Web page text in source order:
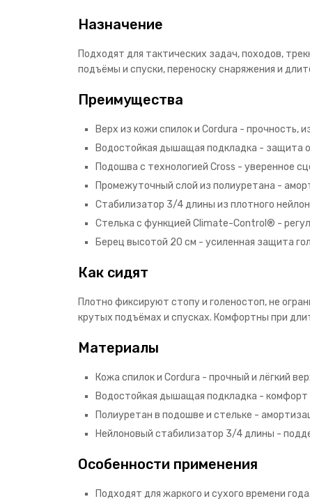
Назначение
Подходят для тактических задач, походов,
подъёмы и спуски, переноску снаряжения и
Преимущества
Верх из кожи спилок и Cordura - прочность,
Водостойкая дышащая подкладка - защита
Подошва с технологией Cross - уверенное
Промежуточный слой из полиуретана -
Стабилизатор 3/4 длины из плотного
Стелька с функцией Climate-Control® -
Берец высотой 20 см - усиленная защита
Как сидят
Плотно фиксируют стопу и голеностоп, не
крутых подъёмах и спусках. Комфортны при
Материалы
Кожа спилок и Cordura - прочный и лёгкий
Водостойкая дышащая подкладка - комфорт
Полиуретан в подошве и стельке -
Нейлоновый стабилизатор 3/4 длины -
Особенности применения
Подходят для жаркого и сухого времени года.